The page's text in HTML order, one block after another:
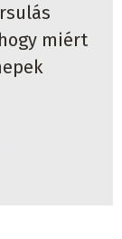
miért